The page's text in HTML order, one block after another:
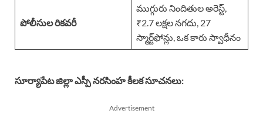
పోలీసుల రికవరీ
ముగ్గురు నిందితుల అరెస్ట్,
₹2.7 లక్షల నగదు, 27
స్మార్ట్‌ఫోన్లు, ఒక కారు స్వాధీనం
సూర్యాపేట జిల్లా ఎస్పీ నరసింహ కీలక సూచనలు:
Advertisement